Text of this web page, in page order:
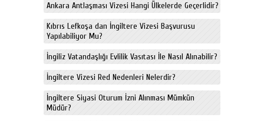
Ankara Antlaşması Vizesi Hangi Ülkelerde Geçerlidir?
Kıbrıs Lefkoşa dan İngiltere Vizesi Başvurusu
Yapılabiliyor Mu?
İngiliz Vatandaşlığı Evlilik Vasıtası İle Nasıl Alınabilir?
İngiltere Vizesi Red Nedenleri Nelerdir?
İngiltere Siyasi Oturum İzni Alınması Mümkün
Müdür?